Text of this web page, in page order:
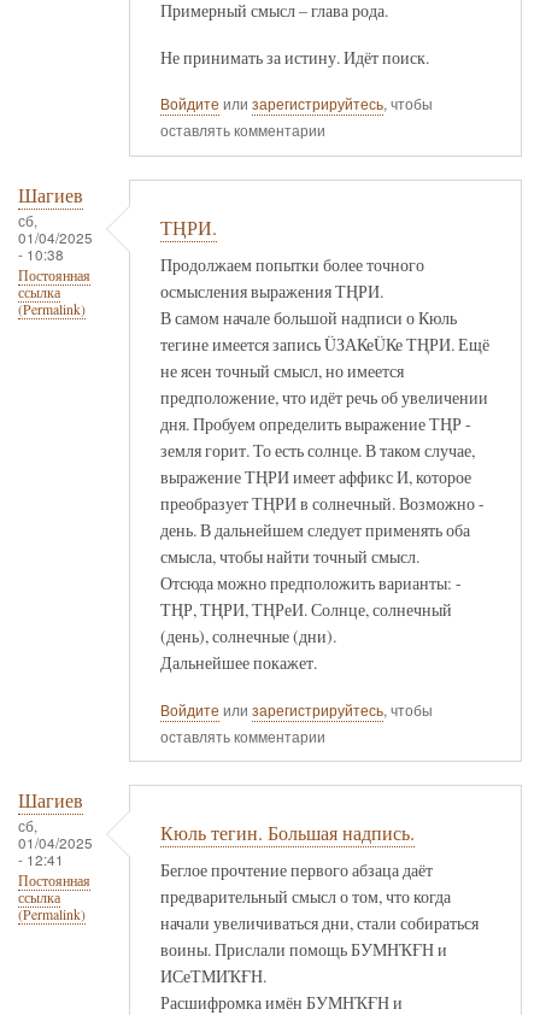
Примерный смысл – глава рода.
Не принимать за истину. Идёт поиск.
Войдите или зарегистрируйтесь, чтобы
оставлять комментарии
Шагиев
сб,
01/04/2025
- 10:38
Постоянная
ссылка
(Permalink)
ТҢРИ.
Продолжаем попытки более точного
осмысления выражения ТҢРИ.
В самом начале большой надписи о Кюль
тегине имеется запись ÜЗАКеÜКе ТҢРИ. Ещё
не ясен точный смысл, но имеется
предположение, что идёт речь об увеличении
дня. Пробуем определить выражение ТҢР -
земля горит. То есть солнце. В таком случае,
выражение ТҢРИ имеет аффикс И, которое
преобразует ТҢРИ в солнечный. Возможно -
день. В дальнейшем следует применять оба
смысла, чтобы найти точный смысл.
Отсюда можно предположить варианты: -
ТҢР, ТҢРИ, ТҢРеИ. Солнце, солнечный
(день), солнечные (дни).
Дальнейшее покажет.
Войдите или зарегистрируйтесь, чтобы
оставлять комментарии
Шагиев
сб,
01/04/2025
- 12:41
Постоянная
ссылка
(Permalink)
Кюль тегин. Большая надпись.
Беглое прочтение первого абзаца даёт
предварительный смысл о том, что когда
начали увеличиваться дни, стали собираться
воины. Прислали помощь БУМНҠҒН и
ИСеТМИҠҒН.
Расшифромка имён БУМНҠҒН и